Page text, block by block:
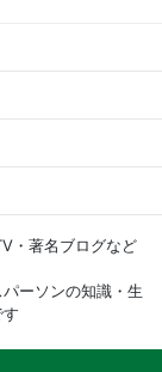
・著名ブログなど
ーソンの知識・生